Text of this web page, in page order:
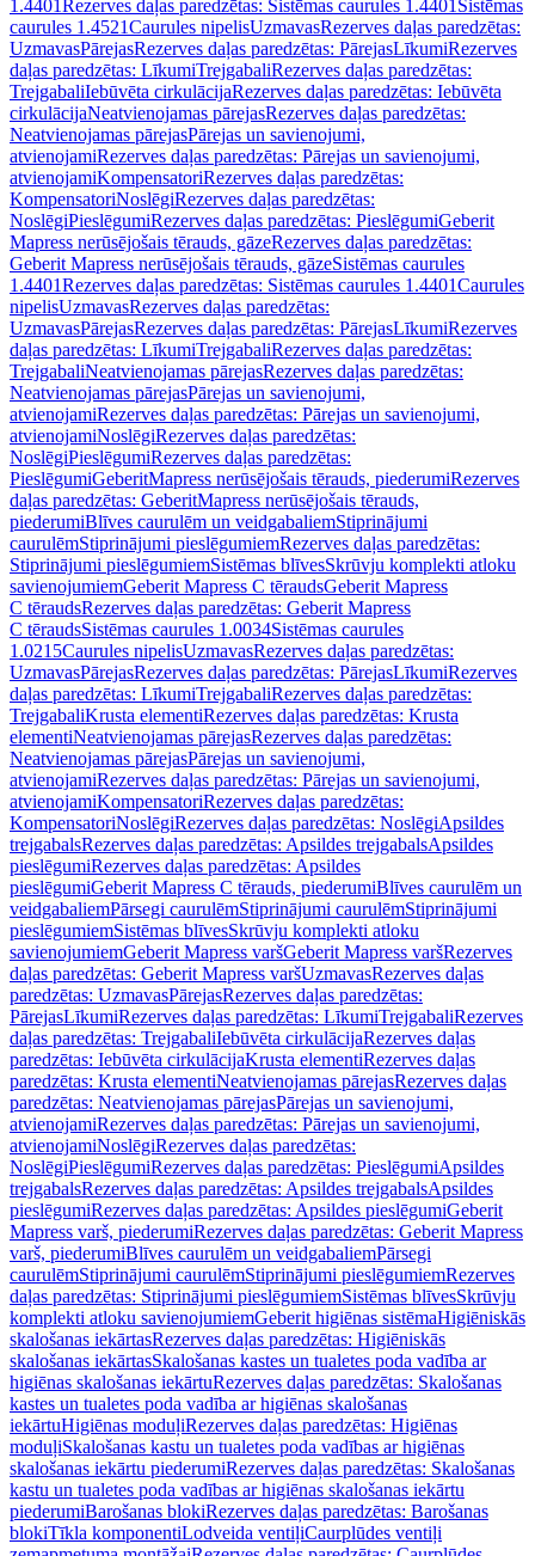
1.4401Rezerves daļas paredzētas: Sistēmas caurules 1.4401 Sistēmas
caurules 1.4521Caurules nipelisUzmavasRezerves daļas paredzētas:
UzmavasPārejasRezerves daļas paredzētas: PārejasLīkumiRezerves
daļas paredzētas: LīkumiTrejgabaliRezerves daļas paredzētas:
TrejgabaliIebūvēta cirkulācijaRezerves daļas paredzētas: Iebūvēta
cirkulācijaNeatvienojamas pārejasRezerves daļas paredzētas:
Neatvienojamas pārejasPārejas un savienojumi,
atvienojamiRezerves daļas paredzētas: Pārejas un savienojumi,
atvienojamiKompensatoriRezerves daļas paredzētas:
KompensatoriNoslēgiRezerves daļas paredzētas:
NoslēgiPieslēgumiRezerves daļas paredzētas: PieslēgumiGeberit
Mapress nerūsējošais tērauds, gāzeRezerves daļas paredzētas:
Geberit Mapress nerūsējošais tērauds, gāzeSistēmas caurules
1.4401Rezerves daļas paredzētas: Sistēmas caurules 1.4401Caurules
nipelisUzmavasRezerves daļas paredzētas:
UzmavasPārejasRezerves daļas paredzētas: PārejasLīkumiRezerves
daļas paredzētas: LīkumiTrejgabaliRezerves daļas paredzētas:
TrejgabaliNeatvienojamas pārejasRezerves daļas paredzētas:
Neatvienojamas pārejasPārejas un savienojumi,
atvienojamiRezerves daļas paredzētas: Pārejas un savienojumi,
atvienojamiNoslēgiRezerves daļas paredzētas:
NoslēgiPieslēgumiRezerves daļas paredzētas:
PieslēgumiGeberitMapress nerūsējošais tērauds, piederumiRezerves
daļas paredzētas: GeberitMapress nerūsējošais tērauds,
piederumiBlīves caurulēm un veidgabaliemStiprinājumi
caurulēmStiprinājumi pieslēgumiemRezerves daļas paredzētas:
Stiprinājumi pieslēgumiemSistēmas blīvesSkrūvju komplekti atloku
savienojumiemGeberit Mapress C tēraudsGeberit Mapress
C tēraudsRezerves daļas paredzētas: Geberit Mapress
C tēraudsSistēmas caurules 1.0034Sistēmas caurules
1.0215Caurules nipelisUzmavasRezerves daļas paredzētas:
UzmavasPārejasRezerves daļas paredzētas: PārejasLīkumiRezerves
daļas paredzētas: LīkumiTrejgabaliRezerves daļas paredzētas:
TrejgabaliKrusta elementiRezerves daļas paredzētas: Krusta
elementiNeatvienojamas pārejasRezerves daļas paredzētas:
Neatvienojamas pārejasPārejas un savienojumi,
atvienojamiRezerves daļas paredzētas: Pārejas un savienojumi,
atvienojamiKompensatoriRezerves daļas paredzētas:
KompensatoriNoslēgiRezerves daļas paredzētas: NoslēgiApsildes
trejgabalsRezerves daļas paredzētas: Apsildes trejgabalsApsildes
pieslēgumiRezerves daļas paredzētas: Apsildes
pieslēgumiGeberit Mapress C tērauds, piederumiBlīves caurulēm un
veidgabaliemPārsegi caurulēmStiprinājumi caurulēmStiprinājumi
pieslēgumiemSistēmas blīvesSkrūvju komplekti atloku
savienojumiemGeberit Mapress varšGeberit Mapress varšRezerves
daļas paredzētas: Geberit Mapress varšUzmavasRezerves daļas
paredzētas: UzmavasPārejasRezerves daļas paredzētas:
PārejasLīkumiRezerves daļas paredzētas: LīkumiTrejgabaliRezerves
daļas paredzētas: TrejgabaliIebūvēta cirkulācijaRezerves daļas
paredzētas: Iebūvēta cirkulācijaKrusta elementiRezerves daļas
paredzētas: Krusta elementiNeatvienojamas pārejasRezerves daļas
paredzētas: Neatvienojamas pārejasPārejas un savienojumi,
atvienojamiRezerves daļas paredzētas: Pārejas un savienojumi,
atvienojamiNoslēgiRezerves daļas paredzētas:
NoslēgiPieslēgumiRezerves daļas paredzētas: PieslēgumiApsildes
trejgabalsRezerves daļas paredzētas: Apsildes trejgabalsApsildes
pieslēgumiRezerves daļas paredzētas: Apsildes pieslēgumiGeberit
Mapress varš, piederumiRezerves daļas paredzētas: Geberit Mapress
varš, piederumiBlīves caurulēm un veidgabaliemPārsegi
caurulēmStiprinājumi caurulēmStiprinājumi pieslēgumiemRezerves
daļas paredzētas: Stiprinājumi pieslēgumiemSistēmas blīvesSkrūvju
komplekti atloku savienojumiemGeberit higiēnas sistēmaHigiēniskās
skalošanas iekārtasRezerves daļas paredzētas: Higiēniskās
skalošanas iekārtasSkalošanas kastes un tualetes poda vadība ar
higiēnas skalošanas iekārtuRezerves daļas paredzētas: Skalošanas
kastes un tualetes poda vadība ar higiēnas skalošanas
iekārtuHigiēnas moduļiRezerves daļas paredzētas: Higiēnas
moduļiSkalošanas kastu un tualetes poda vadības ar higiēnas
skalošanas iekārtu piederumiRezerves daļas paredzētas: Skalošanas
kastu un tualetes poda vadības ar higiēnas skalošanas iekārtu
piederumiBarošanas blokiRezerves daļas paredzētas: Barošanas
blokiTīkla komponentiLodveida ventiļiCaurplūdes ventiļi